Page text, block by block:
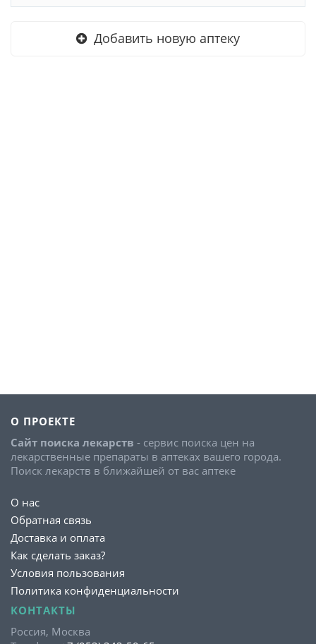
Добавить новую аптеку
О ПРОЕКТЕ
Сайт поиска лекарств - сервис поиска цен на
лекарственные препараты в аптеках вашего города.
Поиск лекарств в ближайшей от вас аптеке
О нас
Обратная связь
Доставка и оплата
Как сделать заказ?
Условия пользования
Политика конфиденциальности
КОНТАКТЫ
Россия, Москва